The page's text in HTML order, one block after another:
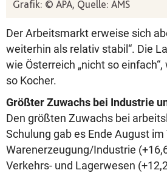
Der Arbeitsmarkt erweise sich
weiterhin als relativ stabil“. Die
wie Österreich „nicht so
so Kocher.
Größter Zuwachs bei Industrie
Den größten Zuwachs bei
Schulung gab es Ende August
Warenerzeugung/Industrie
Verkehrs- und Lagerwesen